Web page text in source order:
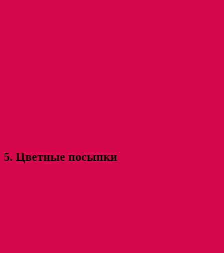
5. Цветные посыпки